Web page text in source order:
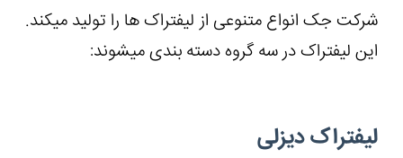
شرکت جک انواع متنوعی از لیفتراک ‏ها را تولید می‏کند.
این لیفتراک در سه گروه دسته بندی می‏شوند:
لیفتراک دیزلی